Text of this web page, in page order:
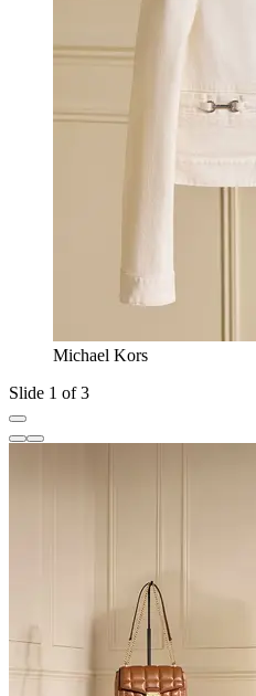
Michael Kors
Slide 1 of 3